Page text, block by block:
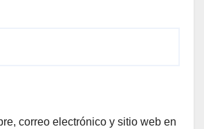
correo electrónico y sitio web en